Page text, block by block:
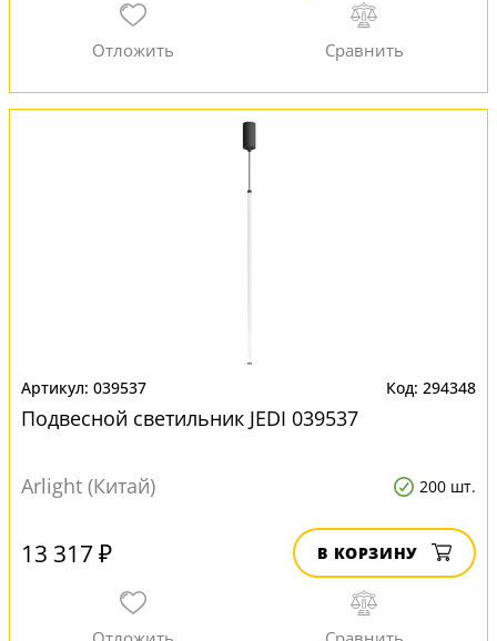
039537 294348
Подвесной светильник JEDI 039537
Arlight (Китай) 200 шт.
13 317 ₽ В КОРЗИНУ